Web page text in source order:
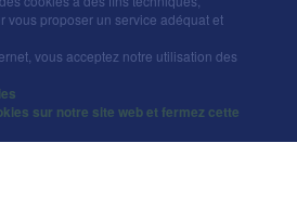
vous proposer un service adéquat et
vous acceptez notre utilisation des
sur notre site web et fermez cette
Nantes / Devacom 2026
pour la santé, à